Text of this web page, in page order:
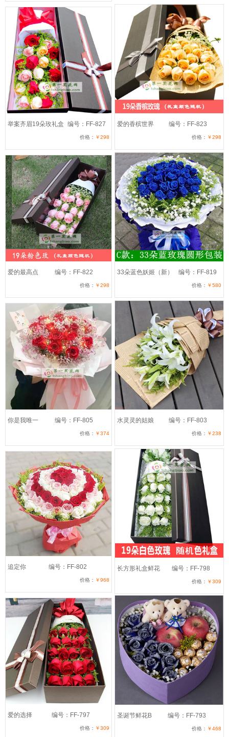
举案齐眉19朵玫礼盒 编号：FF-827
价格： ￥298
爱的香槟世界 编号：FF-823
价格： ￥298
爱的最高点 编号：FF-822
价格： ￥298
33朵蓝色妖姬（新） 编号：FF-819
价格： ￥580
你是我唯一 编号：FF-805
价格： ￥374
水灵灵的姑娘 编号：FF-803
价格： ￥238
追定你 编号：FF-802
价格： ￥968
长方形礼盒鲜花 编号：FF-798
价格： ￥309
爱的选择 编号：FF-797
价格： ￥309
圣诞节鲜花B 编号：FF-793
价格： ￥468